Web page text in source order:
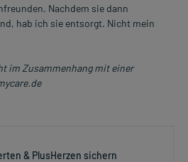
Nachdem sie dann
hab ich sie entsorgt. Nicht mein
im Zusammenhang mit einer
& PlusHerzen sichern